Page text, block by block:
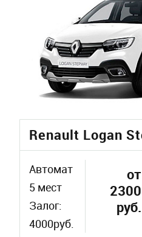
Renault Logan
Автомат
5 мест
Залог:
4000руб.
от
2300
руб.